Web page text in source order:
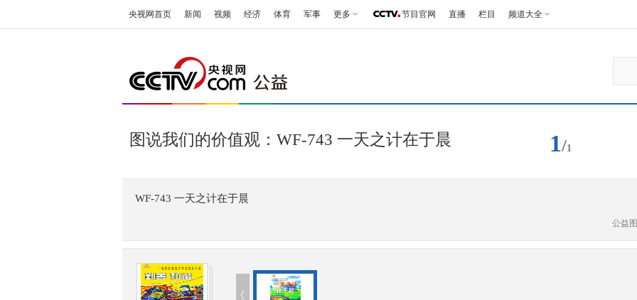
央视网首页 新闻 视频 经济 体育 军事 更多 节目官网 直播 栏目 频道大全
图说我们的价值观：WF-743 一天之计在于晨 1/1
WF-743 一天之计在于晨
公益